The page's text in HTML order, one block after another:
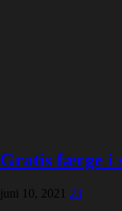
Gratis færge i
juni 10, 2021 23